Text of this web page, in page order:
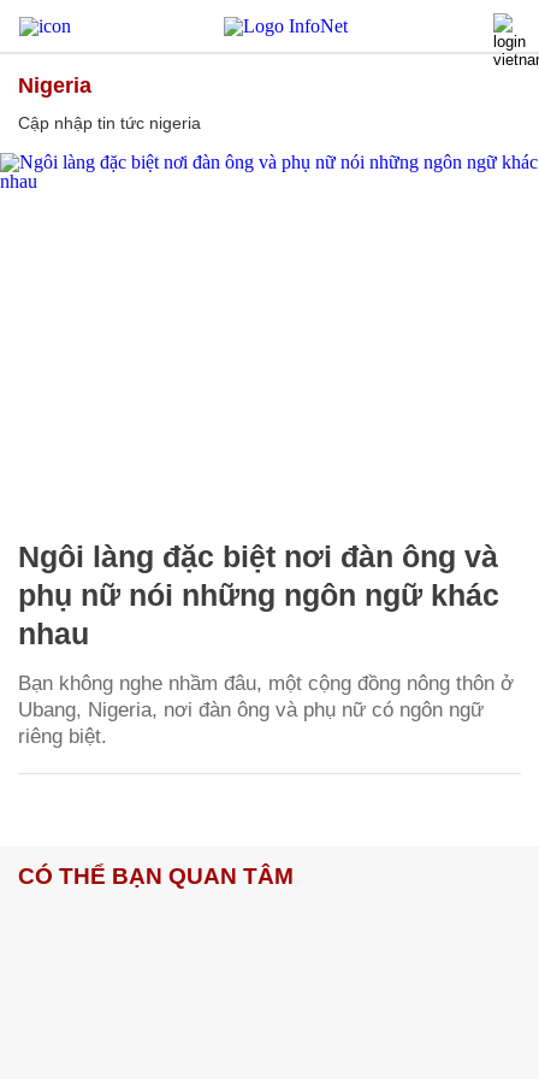
nigeria
Cập nhập tin tức nigeria
Ngôi làng đặc biệt nơi đàn ông và
phụ nữ nói những ngôn ngữ khác
nhau
Bạn không nghe nhầm đâu, một cộng đồng nông thôn ở
Ubang, Nigeria, nơi đàn ông và phụ nữ có ngôn ngữ
riêng biệt.
CÓ THỂ BẠN QUAN TÂM